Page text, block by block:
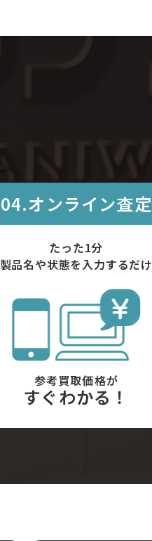
04.オンライン査定
たった1分
製品名や状態を入力するだけ
参考買取価格が
すぐわかる！